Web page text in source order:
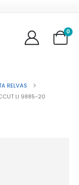
0
RELVAS
LI 9885-20